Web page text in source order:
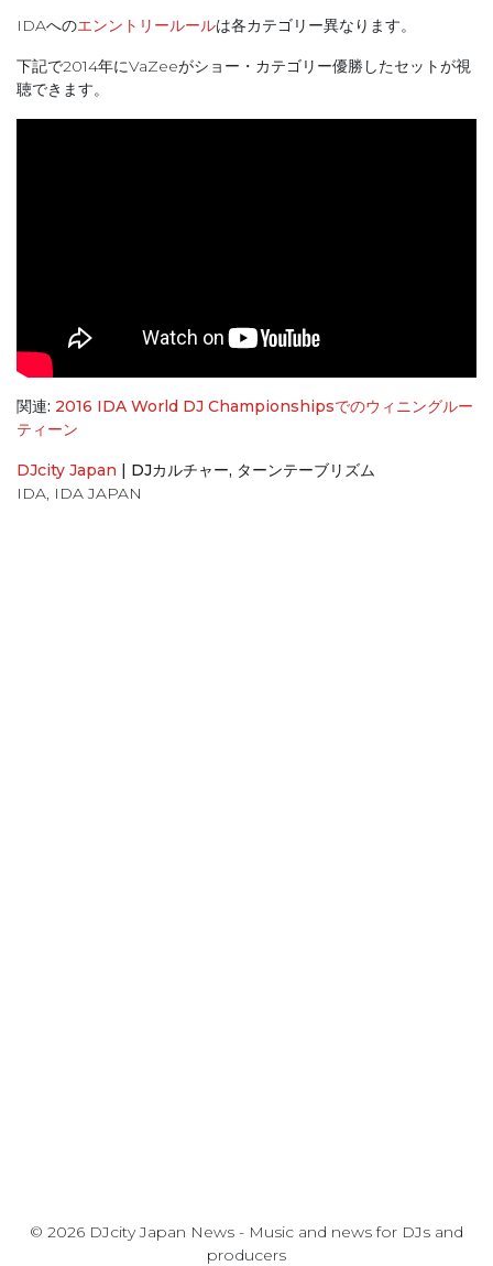
IDAへのエンントリールールは各カテゴリー異なります。
下記で2014年にVaZeeがショー・カテゴリー優勝したセットが視
聴できます。
関連: 2016 IDA World DJ Championshipsでのウィニングルー
ティーン
DJcity Japan DJカルチャー, ターンテーブリズム
IDA, IDA JAPAN
© 2026 DJcity Japan News - Music and news for DJs and
producers